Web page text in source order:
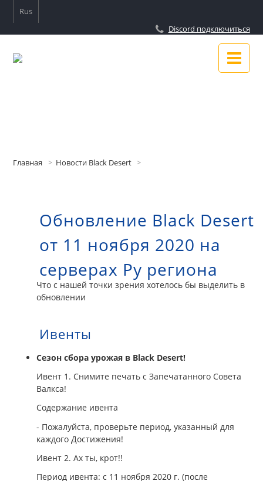
Rus
Discord подключиться
О сайте
Главная Новости Black Desert
Обновление Black Desert
от 11 ноября 2020 на
серверах Ру региона
Что с нашей точки зрения хотелось бы выделить в
обновлении
Ивенты
Сезон сбора урожая в Black Desert!
Ивент 1. Снимите печать с Запечатанного Совета
Валкса!
Содержание ивента
- Пожалуйста, проверьте период, указанный для
каждого Достижения!
Ивент 2. Ах ты, крот!!
Период ивента: с 11 ноября 2020 г. (после